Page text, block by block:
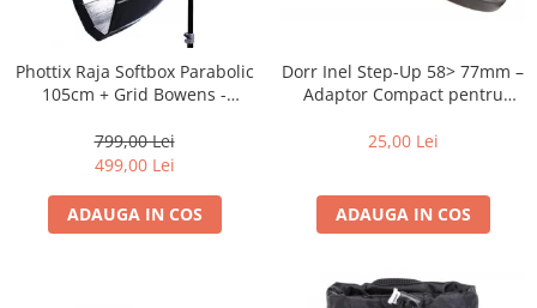
Studio/Lumini si accesorii
Blitz-uri studio
Blitz-uri mobile, cu acumulatori
Accesorii Blitz-uri studio
Lampi lumina continua
Stative/boom-uri pentru lumini
Phottix Raja Softbox Parabolic
105cm + Grid Bowens -
799,00 Lei
499,00 Lei
ADAUGA IN COS
Dorr Inel Step-Up 58> 77mm –
Adaptor Compact pentru
25,00 Lei
ADAUGA IN COS